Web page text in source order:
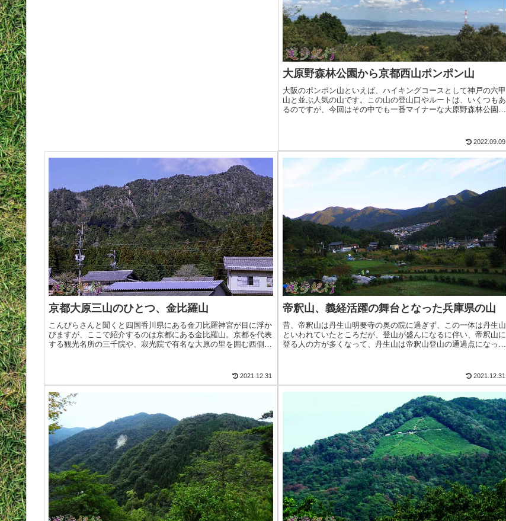
大原野森林公園から京都西山ポンポン山
大阪のポンポン山といえば、ハイキングコースとして神戸の六甲
山と並ぶ人気の山です。この山の登山口やルートは、いくつもあ
るのですが、今回はその中でも一番マイナーな大原野森林公園ル
2022.09.09
京都大原三山のひとつ、金比羅山
こんぴらさんと聞くと四国香川県にある金刀比羅神宮が目に浮か
びますが、ここで紹介するのは京都にある金比羅山。京都を代表
する観光名所の三千院や、寂光院で有名な大原の里を囲む西側の
2021.12.31
帝釈山、義経活躍の舞台となった兵庫県の山
昔、帝釈山は丹生山明要寺の奥の院に過ぎず、この一体は丹生山
といわれていたところだが、登山が盛んになるに伴い、帝釈山に
登る人の方が多くなって、丹生山は帝釈山登山の通過点になって
2021.12.31